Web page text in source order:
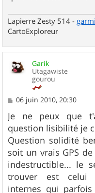
Lapierre Zesty 514 -
CartoExploreur
Garik
Utagawiste
gourou
M
s
s
a
g
e
06 juin 2010, 20:30
Je ne peux que
question lisibilité je
Question solidité
soit un vrais GPS
indestructible... le
trouver est celui
internes qui